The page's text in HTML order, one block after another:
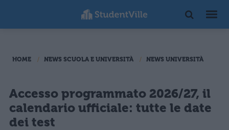
HOME NEWS SCUOLA E UNIVERSITÀ NEWS UNIVERSITÀ
Accesso programmato 2026/27, il
calendario ufficiale: tutte le date
dei test